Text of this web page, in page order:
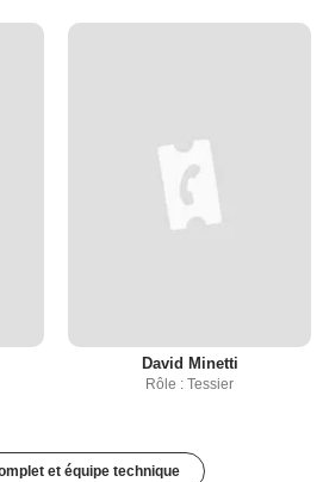
David Minetti
Rôle : Tessier
et équipe technique